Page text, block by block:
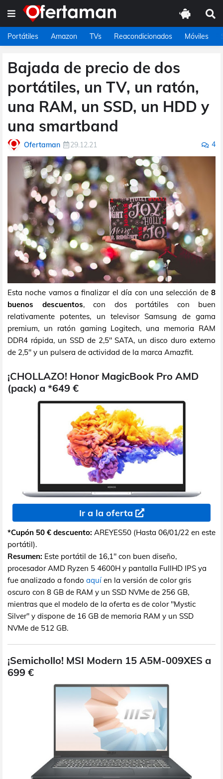
Portátiles Amazon TVs Reacondicionados Móviles
Bajada de precio de dos
portátiles, un TV, un ratón,
una RAM, un SSD, un HDD y
una smartband
Ofertaman 29.12.21 4
Esta noche vamos a finalizar el día con una selección de 8
buenos descuentos, con dos portátiles con buen
relativamente potentes, un televisor Samsung de gama
premium, un ratón gaming Logitech, una memoria RAM
DDR4 rápida, un SSD de 2,5" SATA, un disco duro externo
de 2,5" y un pulsera de actividad de la marca Amazfit.
¡CHOLLAZO! Honor MagicBook Pro AMD
(pack) a *649 €
Ir a la oferta
*Cupón 50 € descuento: AREYES50 (Hasta 06/01/22 en este
portátil).
Resumen: Este portátil de 16,1" con buen diseño,
procesador AMD Ryzen 5 4600H y pantalla FullHD IPS ya
fue analizado a fondo aquí en la versión de color gris
oscuro con 8 GB de RAM y un SSD NVMe de 256 GB,
mientras que el modelo de la oferta es de color "Mystic
Silver" y dispone de 16 GB de memoria RAM y un SSD
NVMe de 512 GB.
¡Semichollo! MSI Modern 15 A5M-009XES a
699 €